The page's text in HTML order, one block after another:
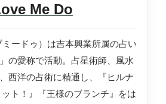
Me Do
ードゥ）は吉本興業所属の占い
の愛称で活動。占星術師、風水
西洋の占術に精通し、『ヒルナ
ト！』『王様のブランチ』をは